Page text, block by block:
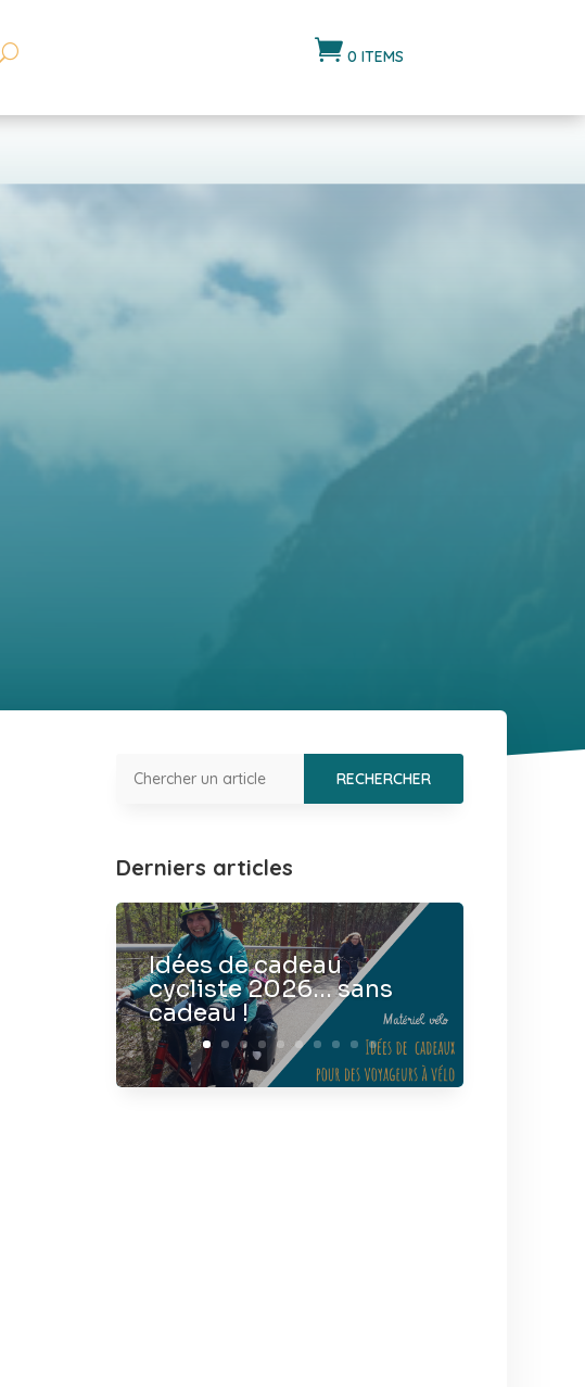
 0 ITEMS
Derniers articles
Idées de cadeau
cycliste 2026… sans
cadeau !